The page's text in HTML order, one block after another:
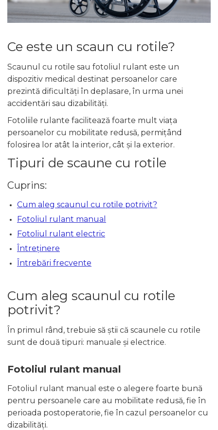
ORTEZE PENTRU MEMBRUL
ORTEZE PENTRU COLOANA
VERTEBRALA
ORTEZE FACIALE
PROTEZA EXTERNA DE SAN
SI ACCESORII
SUSTINATORI PLANTARI
PLASTURI
PRODUSE ABENA
SCAUNE DE DUS
SCAUNE DE TOALETA
SCUTECE
STETOSCOAPE LITTMANN
TERMOMETRE
Ce este un scaun cu rotile?
Scaunul cu rotile sau fotoliul rulant este un
dispozitiv medical destinat persoanelor care
prezintă dificultăți în deplasare, în urma unei
accidentări sau dizabilități.
Fotoliile rulante facilitează foarte mult viața
persoanelor cu mobilitate redusă, permițând
folosirea lor atât la interior, cât și la exterior.
Tipuri de scaune cu rotile
Cuprins:
Cum aleg scaunul cu rotile potrivit?
Fotoliul rulant manual
Fotoliul rulant electric
Întreținere
Întrebări frecvente
Cum aleg scaunul cu rotile
potrivit?
În primul rând, trebuie să știi că scaunele cu rotile
sunt de două tipuri: manuale și electrice.
Fotoliul rulant manual
Fotoliul rulant manual este o alegere foarte bună
pentru persoanele care au mobilitate redusă, fie în
perioada postoperatorie, fie în cazul persoanelor cu
dizabilități.